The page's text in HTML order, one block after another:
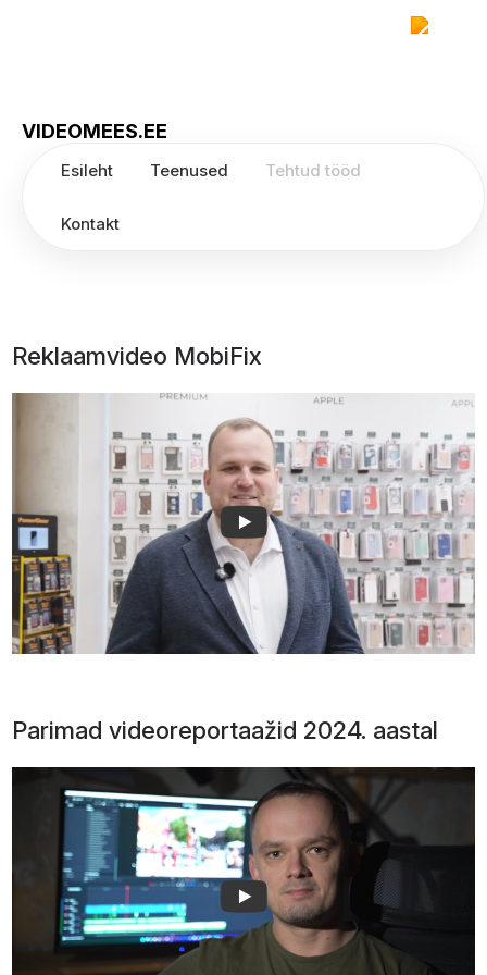
VIDEOMEES.EE
Esileht Teenused Tehtud tööd
Kontakt
Reklaamvideo MobiFix
Parimad videoreportaažid 2024. aastal